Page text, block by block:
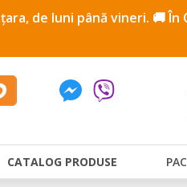
de luni până vineri. 🚚
CATALOG PRODUSE